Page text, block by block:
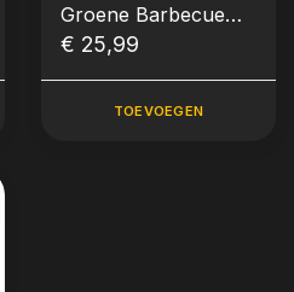
Groene Barbecue
(Boek, Vegetarisch)
€ 25,99
TOEVOEGEN